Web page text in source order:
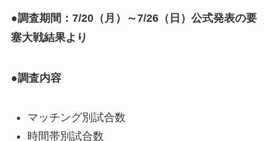
●調査期間：7/20（月）～7/26（日）公式発表の要
塞大戦結果より
●調査内容
マッチング別試合数
時間帯別試合数